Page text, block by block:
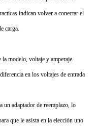
indican volver a conectar el
carga.
modelo, voltaje y amperaje
en los voltajes de entrada
un adaptador de reemplazo, lo
que le asista en la elección uno